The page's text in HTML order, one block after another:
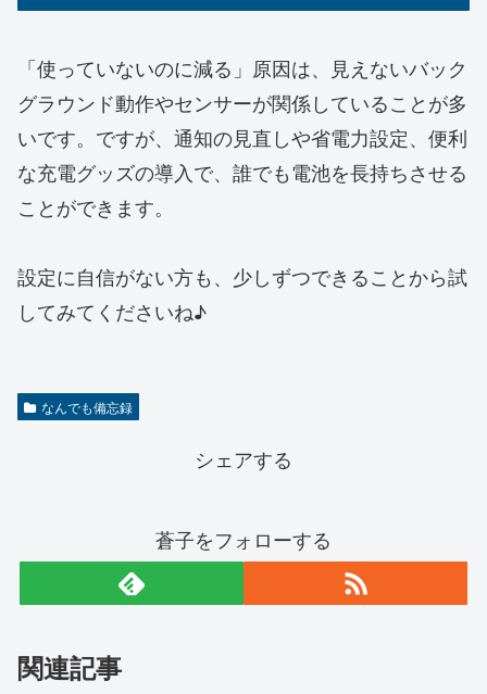
「使っていないのに減る」原因は、見えないバック
グラウンド動作やセンサーが関係していることが多
いです。ですが、通知の見直しや省電力設定、便利
な充電グッズの導入で、誰でも電池を長持ちさせる
ことができます。
設定に自信がない方も、少しずつできることから試
してみてくださいね♪
なんでも備忘録
シェアする
蒼子をフォローする
関連記事